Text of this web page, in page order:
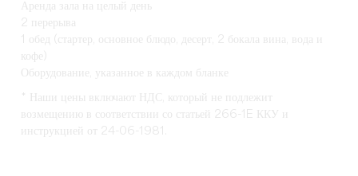
Аренда зала на целый день
2 перерыва
1 обед (стартер, основное блюдо, десерт, 2 бокала вина, вода и
кофе)
Оборудование, указанное в каждом бланке
* Наши цены включают НДС, который не подлежит
возмещению в соответствии со статьей 266-1E ККУ и
инструкцией от 24-06-1981.